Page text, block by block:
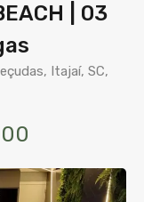
| 03
Itajaí, SC,